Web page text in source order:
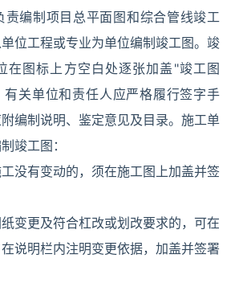
责编制项目总平面图和综合管线竣工
位工程或专业为单位编制竣工图。竣
在图标上方空白处逐张加盖"竣工图
关单位和责任人应严格履行签字手
编制说明、鉴定意见及目录。施工单
竣工图：
工没有变动的，须在施工图上加盖并签
纸变更及符合杠改或划改要求的，可在
说明栏内注明变更依据，加盖并签署